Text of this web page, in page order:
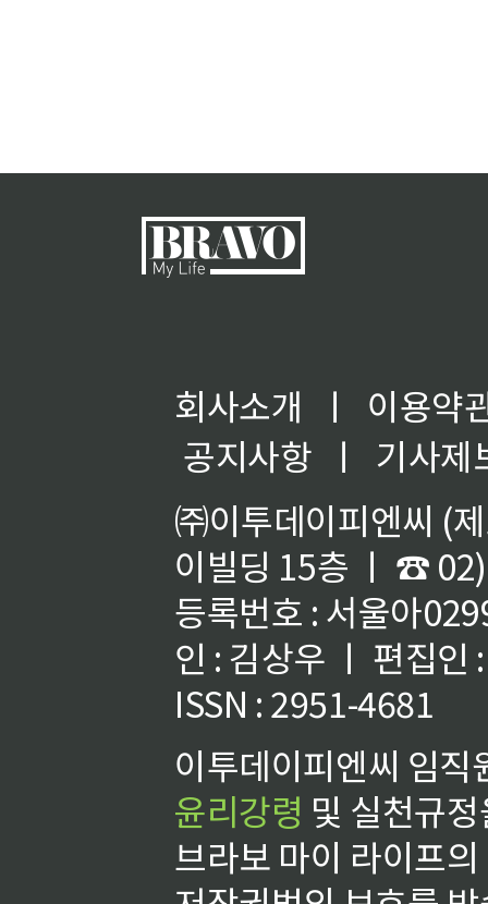
회사소개 ㅣ
이용약
공지사항
ㅣ
기사제
㈜이투데이피엔씨 (
이빌딩 15층 ㅣ ☎
등록번호 : 서울아
인 : 김상우 ㅣ 편집인
ISSN : 2951-4681
이투데이피엔씨 임
윤리강령 및 실천규
브라보 마이 라이프